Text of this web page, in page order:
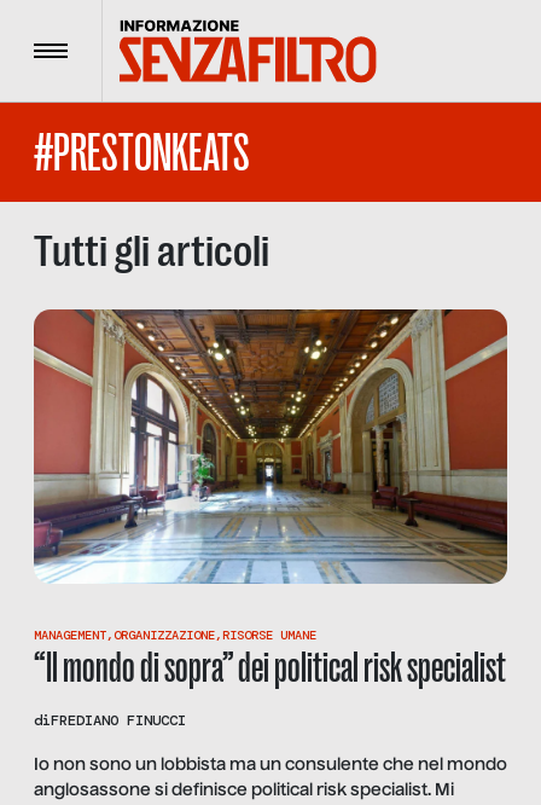
Menu
#PRESTONKEATS
Tutti gli articoli
MANAGEMENT,ORGANIZZAZIONE,RISORSE UMANE
“Il mondo di sopra” dei political risk specialist
diFREDIANO FINUCCI
Io non sono un lobbista ma un consulente che nel mondo
anglosassone si definisce political risk specialist. Mi